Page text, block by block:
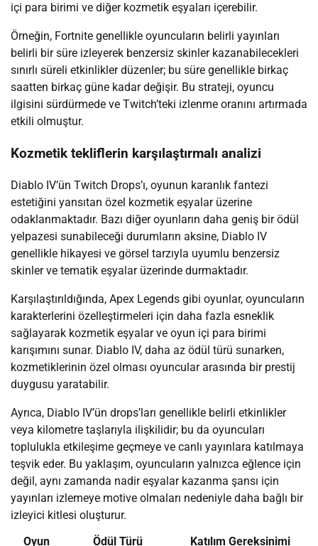
içi para birimi ve diğer kozmetik eşyaları içerebilir.
Örneğin, Fortnite genellikle oyuncuların belirli yayınları
belirli bir süre izleyerek benzersiz skinler kazanabilecekleri
sınırlı süreli etkinlikler düzenler; bu süre genellikle birkaç
saatten birkaç güne kadar değişir. Bu strateji, oyuncu
ilgisini sürdürmede ve Twitch’teki izlenme oranını artırmada
etkili olmuştur.
Kozmetik tekliflerin karşılaştırmalı analizi
Diablo IV’ün Twitch Drops’ı, oyunun karanlık fantezi
estetiğini yansıtan özel kozmetik eşyalar üzerine
odaklanmaktadır. Bazı diğer oyunların daha geniş bir ödül
yelpazesi sunabileceği durumların aksine, Diablo IV
genellikle hikayesi ve görsel tarzıyla uyumlu benzersiz
skinler ve tematik eşyalar üzerinde durmaktadır.
Karşılaştırıldığında, Apex Legends gibi oyunlar, oyuncuların
karakterlerini özelleştirmeleri için daha fazla esneklik
sağlayarak kozmetik eşyalar ve oyun içi para birimi
karışımını sunar. Diablo IV, daha az ödül türü sunarken,
kozmetiklerinin özel olması oyuncular arasında bir prestij
duygusu yaratabilir.
Ayrıca, Diablo IV’ün drops’ları genellikle belirli etkinlikler
veya kilometre taşlarıyla ilişkilidir; bu da oyuncuları
toplulukla etkileşime geçmeye ve canlı yayınlara katılmaya
teşvik eder. Bu yaklaşım, oyuncuların yalnızca eğlence için
değil, aynı zamanda nadir eşyalar kazanma şansı için
yayınları izlemeye motive olmaları nedeniyle daha bağlı bir
izleyici kitlesi oluşturur.
Oyun
Ödül Türü Katılım Gereksinimi